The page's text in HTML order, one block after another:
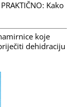
Kako
koje
dehidraciju